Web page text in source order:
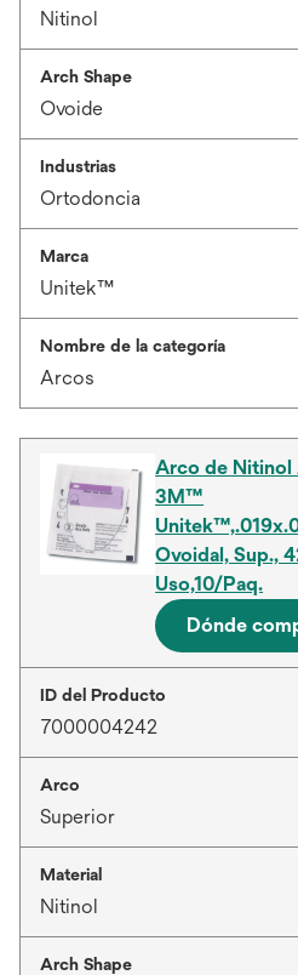
Nitinol
Arch Shape
Ovoide
Industrias
Ortodoncia
Marca
Unitek™
Nombre de la categoría
Arcos
Arco de Nitinol
3M™
Ovoidal, Sup.,
Uso,10/Paq.
Dónde
ID del Producto
7000004242
Arco
Superior
Material
Nitinol
Arch Shape